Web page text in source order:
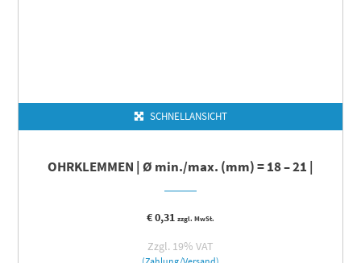
SCHNELLANSICHT
OHRKLEMMEN | Ø min./max. (mm) = 18 – 21 |
€0,31 zzgl. MwSt.
Zzgl. 19% VAT